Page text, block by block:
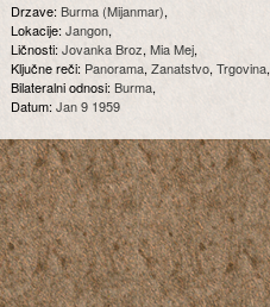
Drzave:Burma (Mijanmar),
Lokacije:Jangon,
Ličnosti:Jovanka Broz, Mia Mej,
Ključne reči: Panorama, Zanatstvo, Trgovina
Bilateralni odnosi:Burma,
Datum: Jan 9 1959